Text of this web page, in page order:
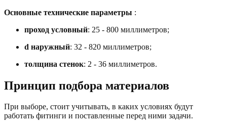
Основные технические параметры :
проход условный: 25 - 800 миллиметров;
d наружный: 32 - 820 миллиметров;
толщина стенок: 2 - 36 миллиметров.
Принцип подбора материалов
При выборе, стоит учитывать, в каких условиях будут
работать фитинги и поставленные перед ними задачи.